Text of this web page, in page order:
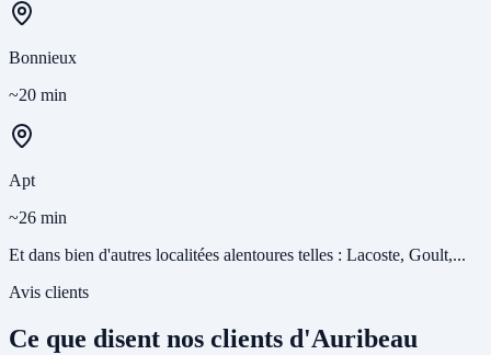
Bonnieux
~20 min
Apt
~26 min
Et dans bien d'autres localitées alentoures telles : Lacoste, Goult,...
Avis clients
Ce que disent nos clients d'Auribeau